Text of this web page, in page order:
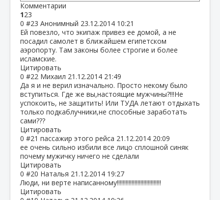
Комментарии
123
0 #23 Анонимный 23.12.2014 10:21
Ей повезло, что экипаж привез ее домой, а не
посадил самолет в ближайшем египетском
аэропорту. Там законы более строгие и более
исламские.
Цитировать
0 #22 Михаил 21.12.2014 21:49
Да я и не верил изначально. Просто некому было
вступиться. Где же вы,настоящие мужчины?!!!Не
успокоить, не защитить! Или ТУДА летают отдыхать
только подкаблучники,не способные заработать
сами???
Цитировать
0 #21 пассажир этого рейса 21.12.2014 20:09
ее очень сильно избили все лицо сплошной синяк
почему мужичку ничего не сделали
Цитировать
0 #20 Наталья 21.12.2014 19:27
Люди, ни верте написанному!!!!!!!!!!!!!!!!!!!!!!!!!!!!!!
Цитировать